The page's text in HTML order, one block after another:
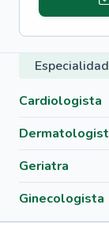
Cardiologista
Geriatra
Ginecologista